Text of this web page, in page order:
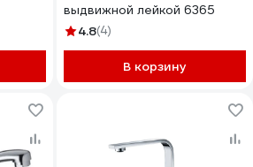
выдвижной лейкой 6365
4.8(4)
В корзину